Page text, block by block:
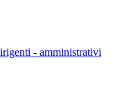
- amministrativi